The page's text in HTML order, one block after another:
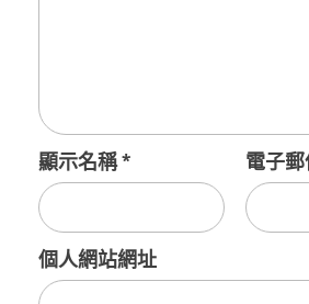
顯示名稱* 電子
個人網站網址